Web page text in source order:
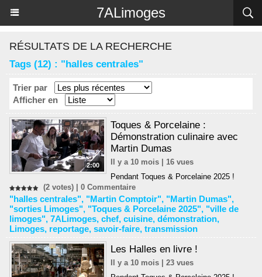
7ALimoges
RÉSULTATS DE LA RECHERCHE
Tags (12) : "halles centrales"
Trier par
Afficher en
2:00
Toques & Porcelaine :
Démonstration culinaire avec
Martin Dumas
Il y a 10 mois | 16 vues
Pendant Toques & Porcelaine 2025 !
(2 votes) | 0 Commentaire
"halles centrales", "Martin Comptoir", "Martin Dumas",
"sorties Limoges", "Toques & Porcelaine 2025", "ville de
limoges", 7ALimoges, chef, cuisine, démonstration,
Limoges, reportage, savoir-faire, transmission
Les Halles en livre !
Il y a 10 mois | 23 vues